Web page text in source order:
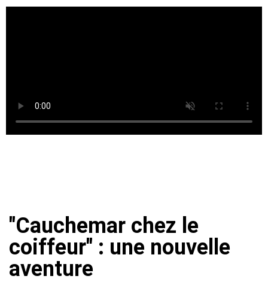
"Cauchemar chez le
coiffeur" : une nouvelle
aventure